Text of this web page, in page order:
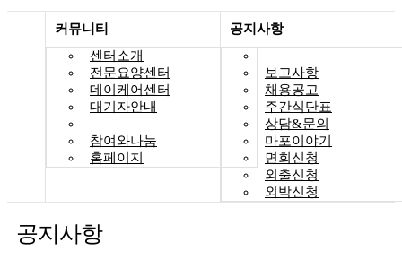
커뮤니티
센터소개
전문요양센터
데이케어센터
대기자안내
참여와나눔
홈페이지
공지사항
보고사항
채용공고
주간식단표
상담&문의
마포이야기
면회신청
외출신청
외박신청
공지사항